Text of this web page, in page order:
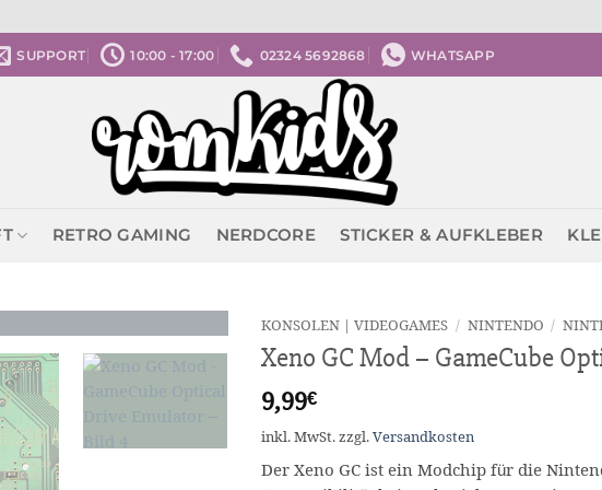
SUPPORT 10:00 - 17:00 02324 5692868 WHATSAPP
RETRO GAMING NERDCORE STICKER & AUFKLEBER
KONSOLEN | VIDEOGAMES / NINTENDO /
Xeno GC Mod – GameCube
9,99€
inkl. MwSt.zzgl.Versandkosten
Der Xeno GC ist ein Modchip für die